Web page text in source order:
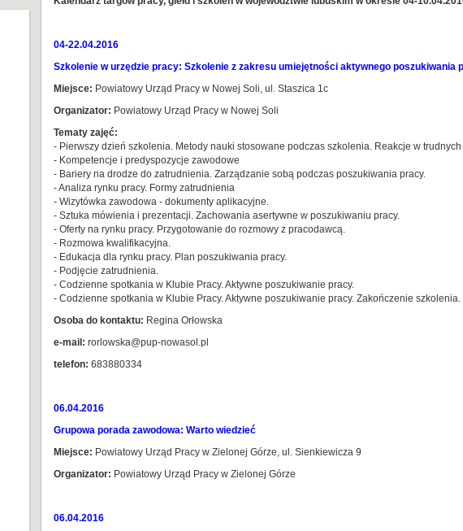
04-22.04.2016
Szkolenie w urzędzie pracy: Szkolenie z zakresu umiejętności aktywnego poszukiwania
Miejsce: Powiatowy Urząd Pracy w Nowej Soli, ul. Staszica 1c
Organizator: Powiatowy Urząd Pracy w Nowej Soli
Tematy zajęć:
- Pierwszy dzień szkolenia. Metody nauki stosowane podczas szkolenia. Reakcje w
- Kompetencje i predyspozycje zawodowe
- Bariery na drodze do zatrudnienia. Zarządzanie sobą podczas poszukiwania pracy.
- Analiza rynku pracy. Formy zatrudnienia
- Wizytówka zawodowa - dokumenty aplikacyjne.
- Sztuka mówienia i prezentacji. Zachowania asertywne w poszukiwaniu pracy.
- Oferty na rynku pracy. Przygotowanie do rozmowy z pracodawcą.
- Rozmowa kwalifikacyjna.
- Edukacja dla rynku pracy. Plan poszukiwania pracy.
- Podjęcie zatrudnienia.
- Codzienne spotkania w Klubie Pracy. Aktywne poszukiwanie pracy.
- Codzienne spotkania w Klubie Pracy. Aktywne poszukiwanie pracy. Zakończenie szkolenia.
Osoba do kontaktu: Regina Orłowska
e-mail: rorlowska@pup-nowasol.pl
telefon: 683880334
06.04.2016
Grupowa porada zawodowa: Warto wiedzieć
Miejsce: Powiatowy Urząd Pracy w Zielonej Górze, ul. Sienkiewicza 9
Organizator: Powiatowy Urząd Pracy w Zielonej Górze
06.04.2016